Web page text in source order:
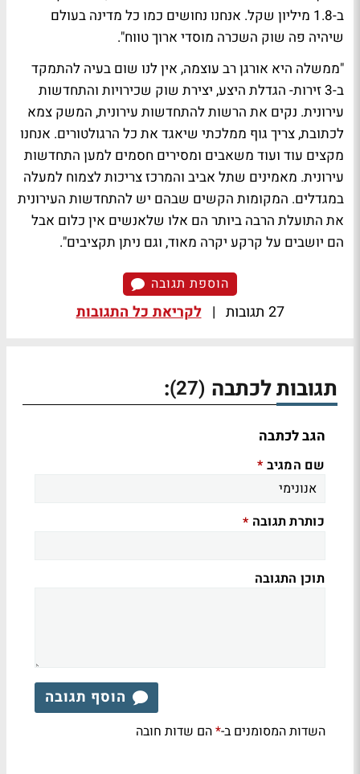
ב-1.8 מיליון שקל. אנחנו נחושים כמו כל מדינה בעולם
שיהיה פה שוק השכרה מוסדי ארוך טווח".
"ממשלה היא אורגן רב עוצמה, אין לנו שום בעיה להתמקד
ב-3 זירות- הגדלת היצע, יצירת שוק שכירויות והתחדשות
עירונית. נקים את הרשות להתחדשות עירונית, המשק צמא
לכתובת, צריך גוף ממלכתי שיאגד את כל הרגולטורים. אנחנו
מקצים עוד ועוד משאבים ומסירים חסמים למען התחדשות
עירונית. מאמינים שתל אביב והמרכז צריכות לצמוח למעלה
במגדלים. המקומות הקשים שבהם יש להתחדשות העירונית
את התועלת הרבה ביותר הם אלו שלאנשים אין כלום אבל
הם יושבים על קרקע יקרה מאוד, וגם ניתן תקציבים".
הוספת תגובה
27 תגובות | לקריאת כל התגובות
תגובות לכתבה (27)
:
הגב לכתבה
שם המגיב *
כותרת תגובה *
תוכן התגובה
הוסף תגובה
השדות המסומנים ב-*הם שדות חובה